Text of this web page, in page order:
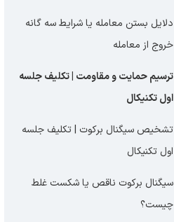
دلایل بستن معامله یا شرایط سه گانه
خروج از معامله
ترسیم حمایت و مقاومت | تکلیف جلسه
اول تکنیکال
تشخیص سیگنال برکوت | تکلیف جلسه
اول تکنیکال
سیگنال برکوت ناقص یا شکست غلط
چیست؟